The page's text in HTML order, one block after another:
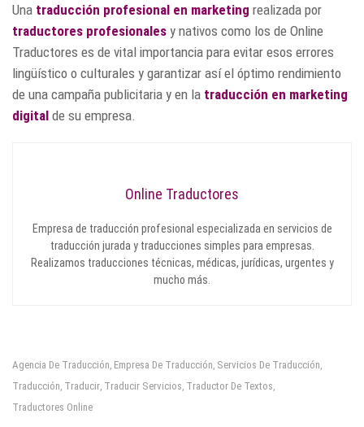
Una traducción profesional en marketing realizada por
traductores profesionales y nativos como los de Online
Traductores es de vital importancia para evitar esos errores
lingüístico o culturales y garantizar así el óptimo rendimiento
de una campaña publicitaria y en la traducción en marketing
digital de su empresa.
Online Traductores
Empresa de traducción profesional especializada en servicios de
traducción jurada y traducciones simples para empresas.
Realizamos traducciones técnicas, médicas, jurídicas, urgentes y
mucho más.
Agencia De Traducción Empresa De Traducción Servicios De Traducción
Traducción Traducir Traducir Servicios Traductor De Textos
Traductores Online